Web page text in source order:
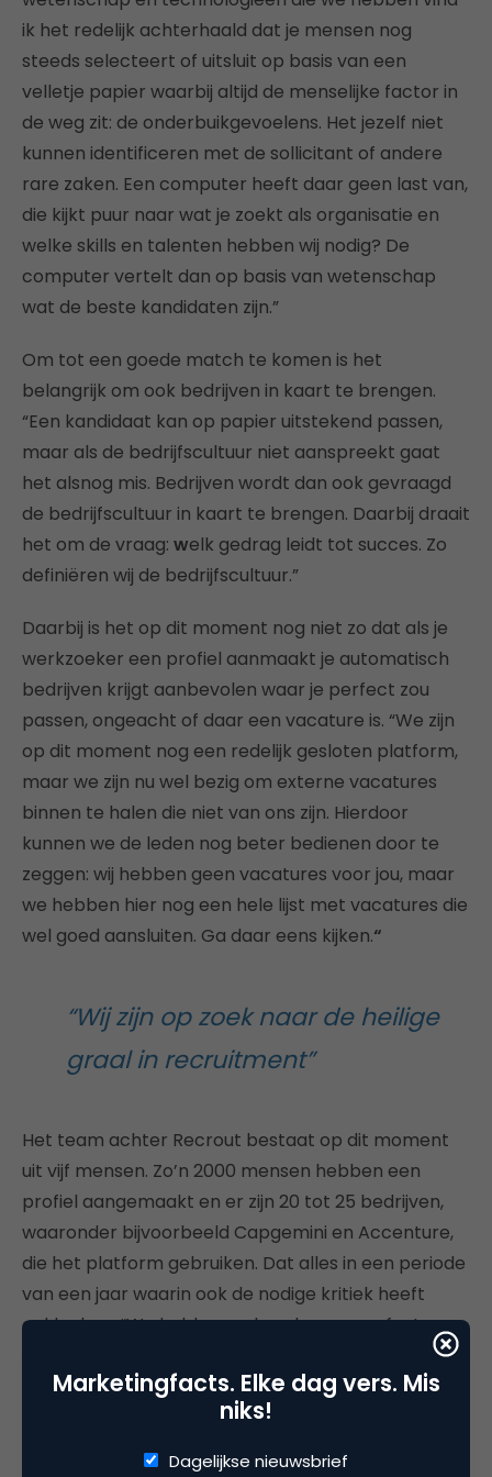
ik het redelijk achterhaald dat je mensen nog
steeds selecteert of uitsluit op basis van een
velletje papier waarbij altijd de menselijke factor in
de weg zit: de onderbuikgevoelens. Het jezelf niet
kunnen identificeren met de sollicitant of andere
rare zaken. Een computer heeft daar geen last van,
die kijkt puur naar wat je zoekt als organisatie en
welke skills en talenten hebben wij nodig? De
computer vertelt dan op basis van wetenschap
wat de beste kandidaten zijn.”
Om tot een goede match te komen is het
belangrijk om ook bedrijven in kaart te brengen.
“Een kandidaat kan op papier uitstekend passen,
maar als de bedrijfscultuur niet aanspreekt gaat
het alsnog mis. Bedrijven wordt dan ook gevraagd
de bedrijfscultuur in kaart te brengen. Daarbij draait
het om de vraag: welk gedrag leidt tot succes. Zo
definiëren wij de bedrijfscultuur.”
Daarbij is het op dit moment nog niet zo dat als je
werkzoeker een profiel aanmaakt je automatisch
bedrijven krijgt aanbevolen waar je perfect zou
passen, ongeacht of daar een vacature is. “We zijn
op dit moment nog een redelijk gesloten platform,
maar we zijn nu wel bezig om externe vacatures
binnen te halen die niet van ons zijn. Hierdoor
kunnen we de leden nog beter bedienen door te
zeggen: wij hebben geen vacatures voor jou, maar
we hebben hier nog een hele lijst met vacatures die
wel goed aansluiten. Ga daar eens kijken.“
“Wij zijn op zoek naar de heilige
graal in recruitment”
Het team achter Recrout bestaat op dit moment
uit vijf mensen. Zo’n 2000 mensen hebben een
profiel aangemaakt en er zijn 20 tot 25 bedrijven,
waaronder bijvoorbeeld Capgemini en Accenture,
die het platform gebruiken. Dat alles in een periode
van een jaar waarin ook de nodige kritiek heeft
geklonken. “We hebben geleerd van onze fouten.
We hebben heel veel gedaan qua ontwikkeling en
verbeterting.”
assessmentvragen, sneller verlopen. “Dan ben je
Marketingfacts. Elke dag vers. Mis
niks!
Dagelijkse nieuwsbrief